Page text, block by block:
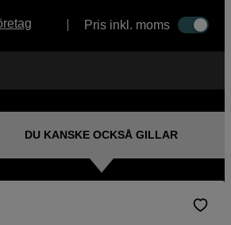
Pris inkl. moms
DU KANSKE OCKSÅ GILLAR